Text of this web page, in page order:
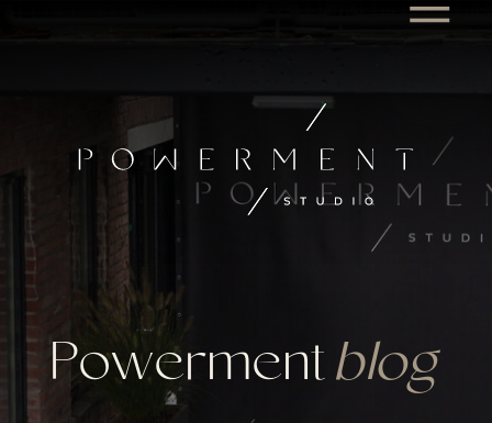
blog
Powerment